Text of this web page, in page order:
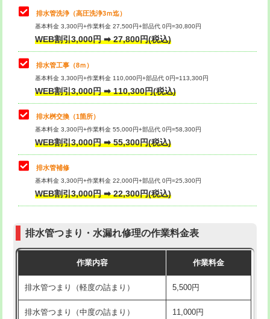
排水管工事（追加 排水管工事/3ｍ超
え）
マス交換（土の掘削・埋め戻し作業）
マス交換（深さ50㎝未満）
マス交換（深さ50㎝以上） 66,000円
コンクリート斫り（厚さ10㎝まで）
コンクリート斫り（厚さ10㎝超え）
モルタル補修（厚さ10㎝まで）
モルタル補修（厚さ10㎝超え）
追加人工 16,500円
現場見積
※給水管工事は20mmまでの価格です。
理・調整・分解・加工など（中作業）
止水・漏水調査・防水処理・清掃・修
理・調整・分解・加工など（重作業）
33,000円
その他部品の脱着
交換・取付（タンク） 22,000円+材料費
交換・取付(単水栓（壁付・デッキ
式）)
交換・取付(混合水栓（壁付・デッキ
式・ワンホール）)
16,500円+材料費
交換・取付(排水栓・排水トラップ
交換・取付（その他部品） 11,000円+材料費
持込商品取付（単水栓） 13,200円
持込商品取付（混合水栓） 16,500円
持込商品取付（浄水器・分岐水栓） 16,500円
排水管洗浄（高圧洗浄3ｍ迄）
基本料金 3,300円+作業料金 27,500円+部品代 0円=30,800円
WEB割引3,000円 ➡ 27,800円(税込)
排水管工事（8ｍ）
基本料金 3,300円+作業料金 110,000円+部品代 0円=113,300円
WEB割引3,000円 ➡ 110,300円(税込)
排水桝交換（1箇所）
基本料金 3,300円+作業料金 55,000円+部品代 0円=58,300円
WEB割引3,000円 ➡ 55,300円(税込)
排水管補修
基本料金 3,300円+作業料金 22,000円+部品代 0円=25,300円
WEB割引3,000円 ➡ 22,300円(税込)
排水管つまり・水漏れ修理の作業料金表
作業内容 作業料金
排水管つまり（軽度の詰まり） 5,500円
排水管つまり（中度の詰まり） 11,000円